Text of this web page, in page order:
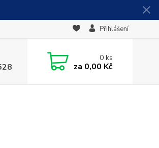
Přihlášení
0ks
za 0,00 Kč